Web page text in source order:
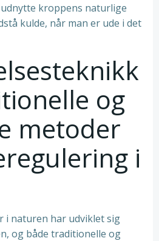
kroppens naturlige
kulde, når man er ude i det
og
metoder
i
i naturen har udviklet sig
og både traditionelle og